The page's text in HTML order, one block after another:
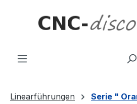
Linearführungen Serie "